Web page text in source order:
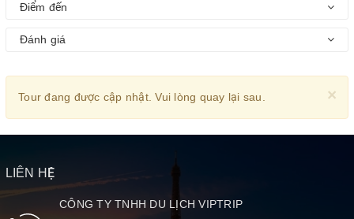
Điểm đến
Đánh giá
×
Tour đang được cập nhật. Vui lòng quay lại sau.
LIÊN HỆ
CÔNG TY TNHH DU LỊCH VIPTRIP